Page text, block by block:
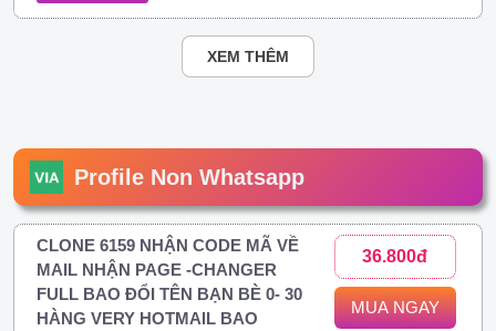
XEM THÊM
Profile Non Whatsapp
CLONE 6159 NHẬN CODE MÃ VỀ
MAIL NHẬN PAGE -CHANGER
FULL BAO ĐỔI TÊN BẠN BÈ 0- 30
HÀNG VERY HOTMAIL BAO
36.800đ
MUA NGAY